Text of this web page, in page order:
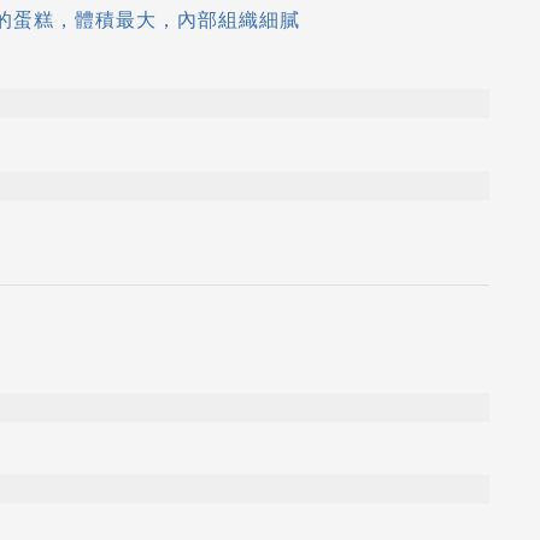
糕，體積最大，內部組織細膩